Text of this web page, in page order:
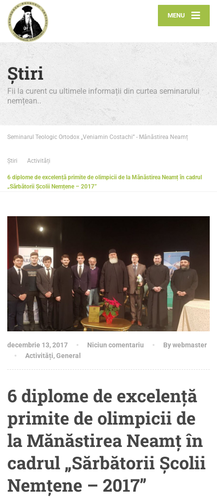
MENU
Știri
Fii la curent cu ultimele informații din curtea seminarului
nemțean..
Seminarul Teologic Ortodox „Veniamin Costachi” - Mânăstirea Neamț
Știri Activități
6 diplome de excelență primite de olimpicii de la Mănăstirea Neamț în cadrul
„Sărbătorii Școlii Nemțene – 2017”
decembrie 13, 2017 Niciun comentariu
By webmaster
Activități,General
6 diplome de excelență
primite de olimpicii de
la Mănăstirea Neamț în
cadrul „Sărbătorii Școlii
Nemțene – 2017”